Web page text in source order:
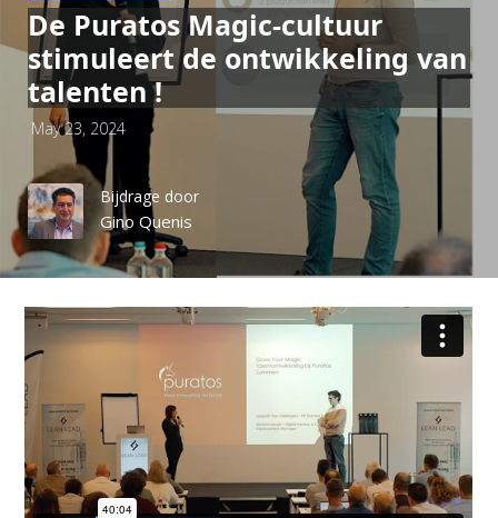
De Puratos Magic-cultuur
stimuleert de ontwikkeling van
talenten !
May 23, 2024
Bijdrage door
Gino Quenis